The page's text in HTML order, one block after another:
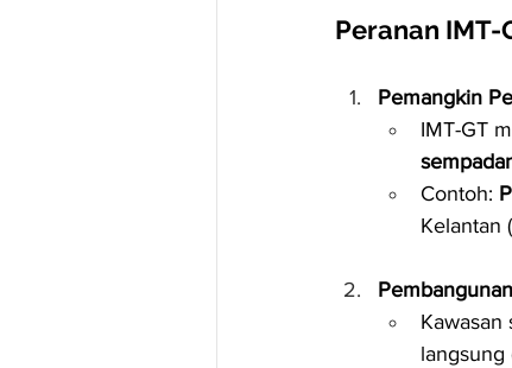
Peranan
Pemangkin
IMT-GT
Contoh:
Kelantan
Kawasan
langsung